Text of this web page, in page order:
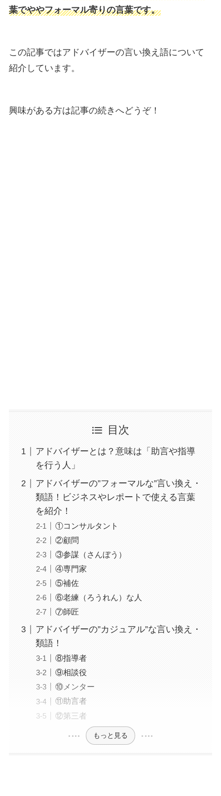
葉でややフォーマル寄りの言葉です。
この記事ではアドバイザーの言い換え語について
紹介しています。
興味がある方は記事の続きへどうぞ！
目次
アドバイザーとは？意味は「助言や指導
を行う人」
アドバイザーの”フォーマルな”言い換え・
類語！ビジネスやレポートで使える言葉
を紹介！
①コンサルタント
②顧問
③参謀（さんぼう）
④専門家
⑤補佐
⑥老練（ろうれん）な人
⑦師匠
アドバイザーの”カジュアル”な言い換え・
類語！
⑧指導者
⑨相談役
⑩メンター
⑪助言者
⑫第三者
もっと見る